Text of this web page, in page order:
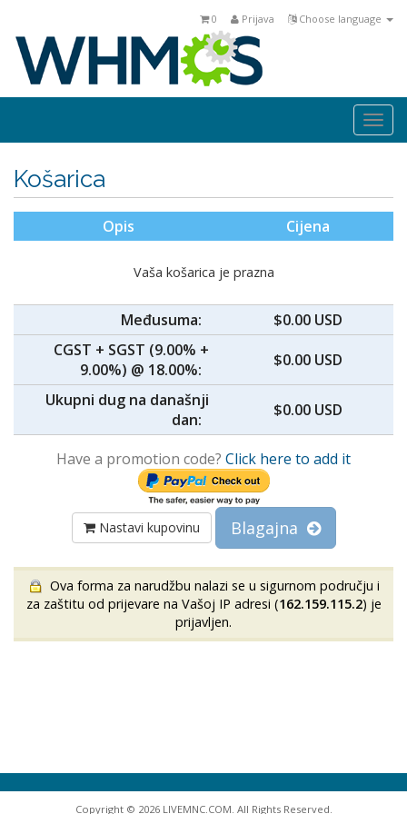
Choose language
Prijava
0
Košarica
Opis Cijena
Vaša košarica je prazna
Međusuma:
$0.00 USD
CGST + SGST (9.00% +
9.00%) @ 18.00%:
$0.00 USD
Ukupni dug na današnji
dan:
$0.00 USD
Have a promotion code? Click here to add it
Nastavi kupovinu Blagajna
Ova forma za narudžbu nalazi se u sigurnom području i
za zaštitu od prijevare na Vašoj IP adresi (162.159.115.2) je
prijavljen.
Copyright © 2026 LIVEMNC.COM. All Rights Reserved.